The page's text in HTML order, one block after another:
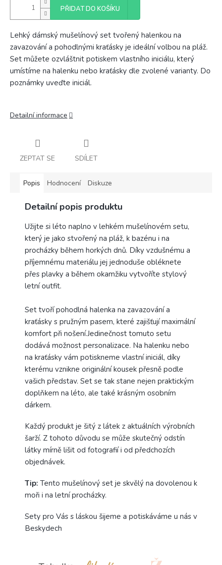
PŘIDAT DO KOŠÍKU
Lehký dámský mušelínový set tvořený halenkou na
zavazování a pohodlnými kraťásky je ideální volbou na pláž.
Set můžete ozvláštnit potiskem vlastního iniciálu, který
umístíme na halenku nebo kraťásky dle zvolené varianty. Do
poznámky uveďte iniciál.
Detailní informace
ZEPTAT SE SDÍLET
Popis Hodnocení Diskuze
Detailní popis produktu
Užijte si léto naplno v lehkém mušelínovém setu,
který je jako stvořený na pláž, k bazénu i na
procházky během horkých dnů. Díky vzdušnému a
příjemnému materiálu jej jednoduše obléknete
přes plavky a během okamžiku vytvoříte stylový
letní outfit.
Set tvoří pohodlná halenka na zavazování a
kraťásky s pružným pasem, které zajišťují maximální
komfort při nošení.Jedinečnost tomuto setu
dodává možnost personalizace. Na halenku nebo
na kraťásky vám potiskneme vlastní iniciál, díky
kterému vznikne originální kousek přesně podle
vašich představ. Set se tak stane nejen praktickým
doplňkem na léto, ale také krásným osobním
dárkem.
Každý produkt je šitý z látek z aktuálních výrobních
šarží. Z tohoto důvodu se může skutečný odstín
látky mírně lišit od fotografií i od předchozích
objednávek.
Tip: Tento mušelínový set je skvělý na dovolenou k
moři i na letní procházky.
Sety pro Vás s láskou šijeme a potiskáváme u nás v
Beskydech